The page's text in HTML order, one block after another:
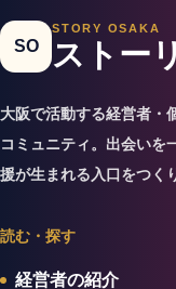
SO
STORY OSAKA
ストー
大阪で活動する経営者・
コミュニティ。出会いを
援が生まれる入口をつく
読む・探す
経営者の紹介